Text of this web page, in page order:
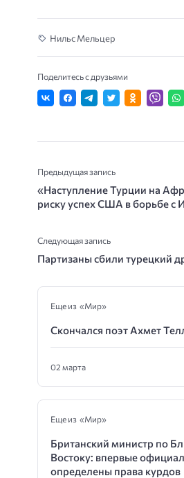
Нильс Мельцер
Поделитесь с друзьями
Предыдущая запись
«Наступление Турции на
риску успех США в борьбе с
Следующая запись
Партизаны сбили турецкий
Еще из «Мир»
Скончался поэт Ахмет
02 марта
Еще из «Мир»
Британский министр по
Востоку: впервые
определены права курдов